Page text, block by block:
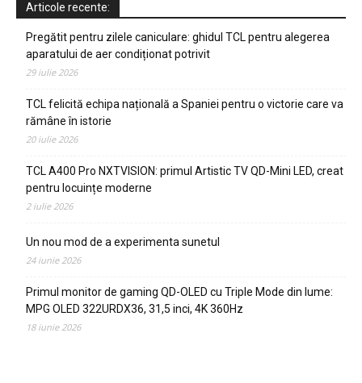
Articole recente:
Pregătit pentru zilele caniculare: ghidul TCL pentru alegerea
aparatului de aer condiționat potrivit
29 iulie 2026
TCL felicită echipa națională a Spaniei pentru o victorie care va
rămâne în istorie
20 iulie 2026
TCL A400 Pro NXTVISION: primul Artistic TV QD-Mini LED, creat
pentru locuințe moderne
2 iulie 2026
Un nou mod de a experimenta sunetul
24 iunie 2026
Primul monitor de gaming QD-OLED cu Triple Mode din lume:
MPG OLED 322URDX36, 31,5 inci, 4K 360Hz
18 iunie 2026